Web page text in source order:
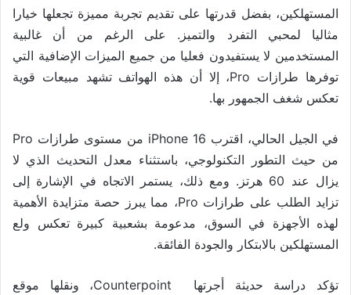
المستهلكين، بفضل قدرتها على تقديم تجربة مميزة تجعلها خيارا
مثاليا لمحبي التفرد والتميز. على الرغم من أن غالبية
المستخدمين لا يستفيدون فعليا من جميع الميزات الإضافية التي
توفرها طرازات Pro، إلا أن هذه الهواتف تشهد مبيعات قوية
تعكس شغف الجمهور بها.
في الجيل الحالي، اقترب iPhone 16 من مستوى طرازات Pro
من حيث التطور التكنولوجي، باستثناء معدل التحديث الذي لا
يزال عند 60 هرتز. ومع ذلك، يستمر الاتجاه في الإشارة إلى
تزايد الطلب على طرازات Pro، مما يبرز حصة متزايدة الأهمية
لهذه الأجهزة في السوق، مدعومة بشعبية كبيرة تعكس ولع
المستهلكين بالابتكار والجودة الفائقة.
تؤكد دراسة حديثة أجرتها Counterpoint، ونقلها موقع